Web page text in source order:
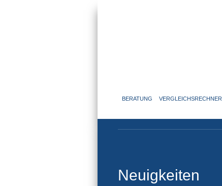
BERATUNG VERGLEICHSRECHNER
Neuigkeiten